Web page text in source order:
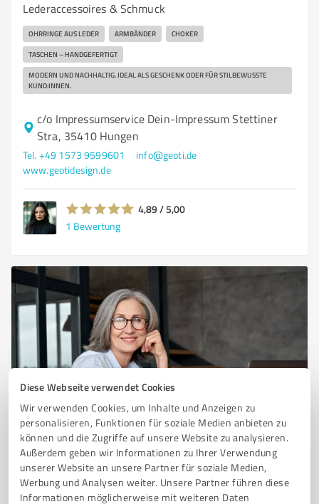
Diese Webseite verwendet Cookies
Wir verwenden Cookies, um Inhalte und Anzeigen zu
personalisieren, Funktionen für soziale Medien anbieten zu
können und die Zugriffe auf unsere Website zu analysieren.
Außerdem geben wir Informationen zu Ihrer Verwendung
unserer Website an unsere Partner für soziale Medien,
Werbung und Analysen weiter. Unsere Partner führen diese
Informationen möglicherweise mit weiteren Daten
Lederaccessoires & Schmuck
OHRRINGE AUS LEDER ARMBÄNDER CHOKER
TASCHEN – HANDGEFERTIGT
MODERN UND NACHHALTIG. IDEAL ALS GESCHENK ODER FÜR STILBEWUSSTE
KUND:INNEN.
c/o Impressumservice Dein-Impressum Stettiner
Stra, 35410 Hungen
Tel. +49 1573 9599601
info@geoti.de
www.geotidesign.de
4,89 / 5,00
1 Bewertung
Sie möchten auch hier gelistet werden?
Registrieren Sie sich jetzt und werden Sie ein von
Kunden empfohlener ProvenExpert!